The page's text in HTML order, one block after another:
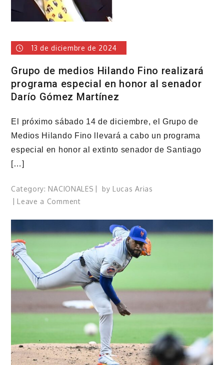
13 de diciembre de 2024
Grupo de medios Hilando Fino realizará
programa especial en honor al senador
Darío Gómez Martínez
El próximo sábado 14 de diciembre, el Grupo de
Medios Hilando Fino llevará a cabo un programa
especial en honor al extinto senador de Santiago
[…]
Category: NACIONALES by Lucas Arias
Leave a Commenton
medios
Hilando
Fino
realizará
programa
especial
en
honor
al
senador
Darío